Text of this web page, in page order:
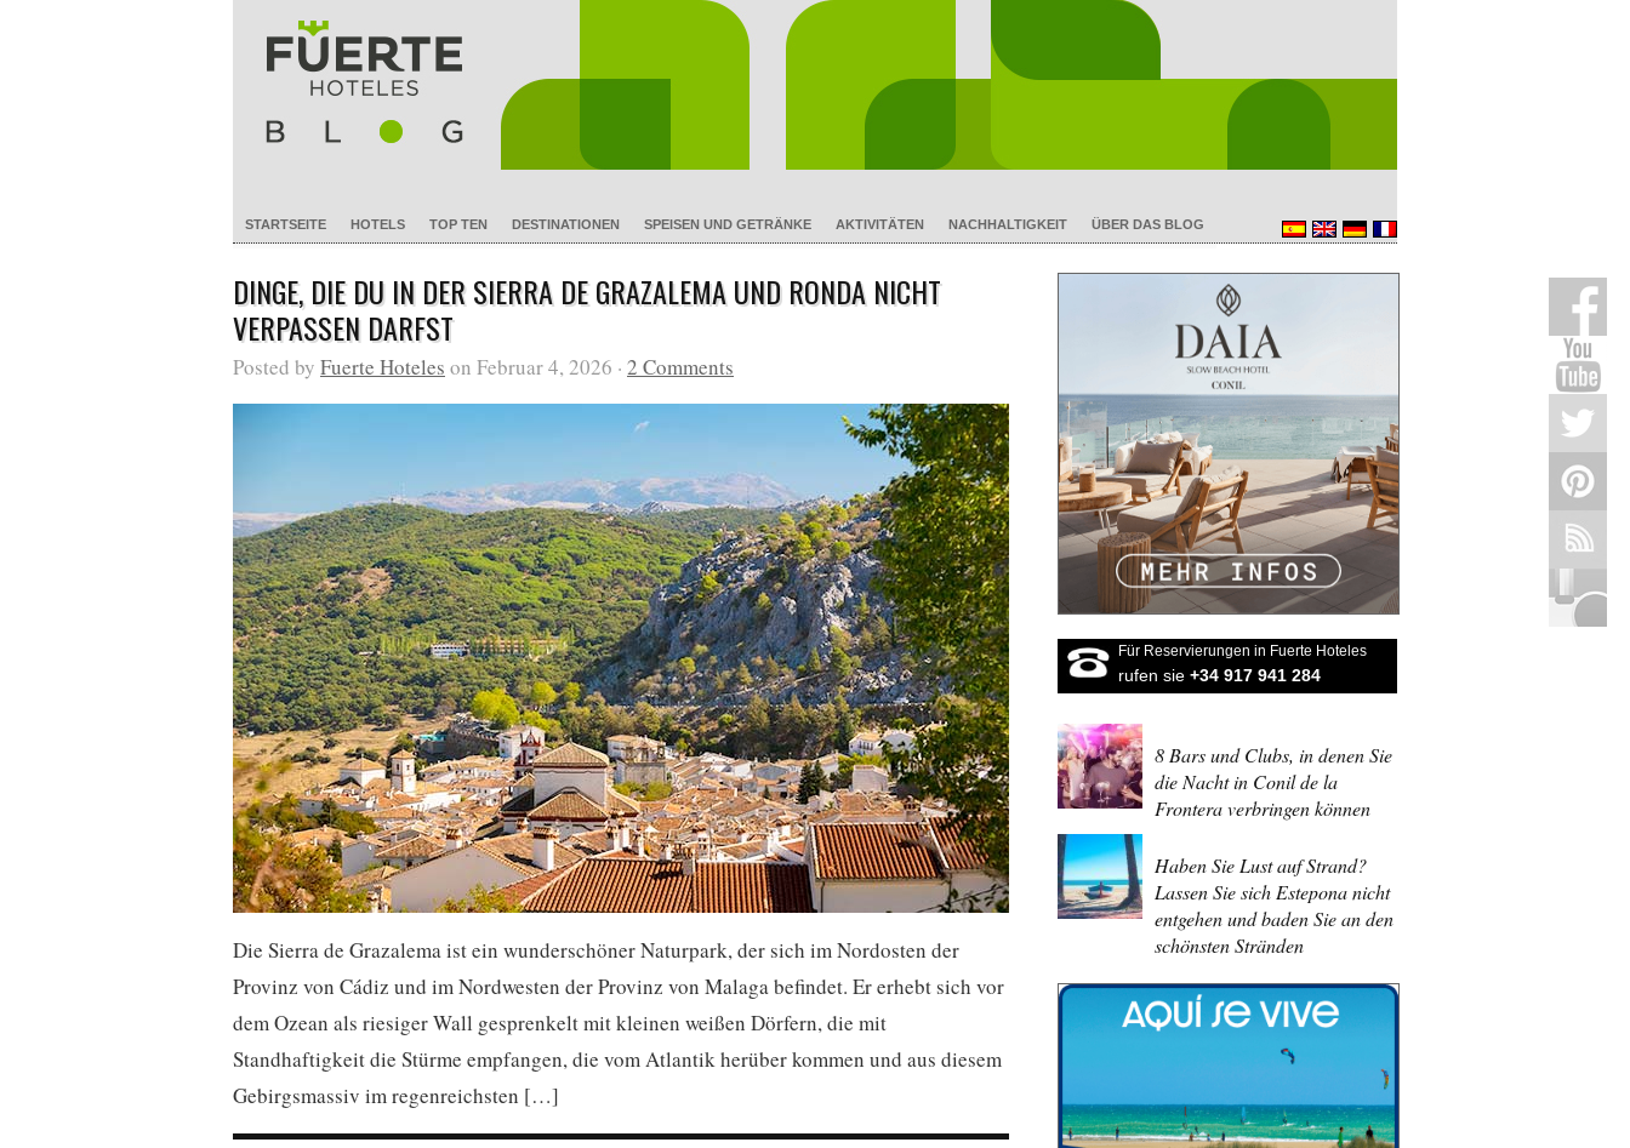
STARTSEITE HOTELS TOP TEN DESTINATIONEN SPEISEN UND GETRÄNKE AKTIVITÄTEN NACHHALTIGKEIT ÜBER DAS BLOG
DINGE, DIE DU IN DER SIERRA DE GRAZALEMA UND RONDA NICHT
VERPASSEN DARFST
Posted by Fuerte Hoteles on Februar 4, 2026 · 2 Comments
Die Sierra de Grazalema ist ein wunderschöner Naturpark, der sich im Nordosten der
Provinz von Cádiz und im Nordwesten der Provinz von Malaga befindet. Er erhebt sich vor
dem Ozean als riesiger Wall gesprenkelt mit kleinen weißen Dörfern, die mit
Standhaftigkeit die Stürme empfangen, die vom Atlantik herüber kommen und aus diesem
Gebirgsmassiv im regenreichsten […]
Für Reservierungen in Fuerte Hoteles
rufen sie +34 917 941 284
8 Bars und Clubs, in denen Sie
die Nacht in Conil de la
Frontera verbringen können
Haben Sie Lust auf Strand?
Lassen Sie sich Estepona nicht
entgehen und baden Sie an den
schönsten Stränden